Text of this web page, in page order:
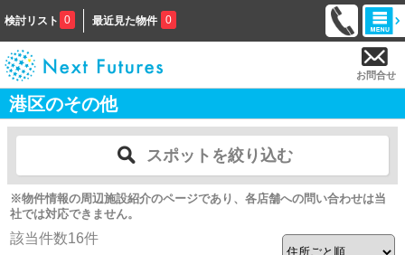
検討リスト 0 最近見た物件 0
お問合せ
港区のその他
スポットを絞り込む
※物件情報の周辺施設紹介のページであり、各店舗への問い合わせは当
社では対応できません。
該当件数16件